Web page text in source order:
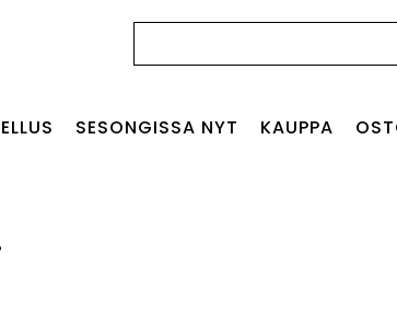
SESONGISSA NYT KAUPPA